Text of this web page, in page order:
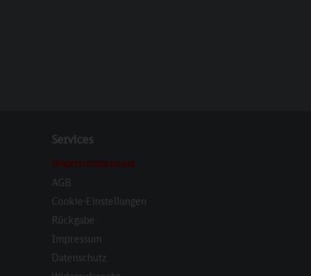
Services
Widerrufsformular
AGB
Cookie-Einstellungen
Rückgabe
Impressum
Datenschutz